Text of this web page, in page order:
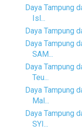
Daya Tampung
Isl...
Daya Tampung
Daya Tampung
SAM...
Daya Tampung
Teu...
Daya Tampung
Mal...
Daya Tampung
SYI...